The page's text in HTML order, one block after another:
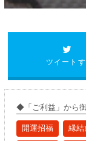
ツイート
◆「 ご利益 」から
開運招福 縁結